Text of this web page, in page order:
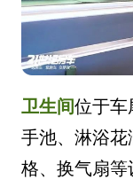
卫生间位于车
手池、淋浴
格、换气扇等